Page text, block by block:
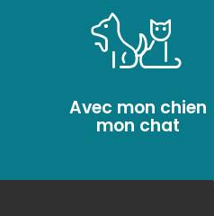
Avec mon chien
mon chat